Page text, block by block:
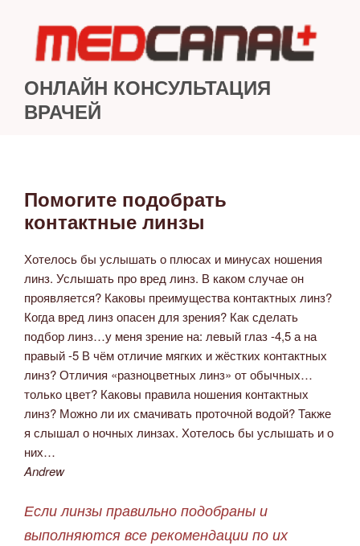
содержимому
ОНЛАЙН КОНСУЛЬТАЦИЯ
ВРАЧЕЙ
ОПУБЛИКОВАНО
Помогите подобрать
контактные линзы
Хотелось бы услышать о плюсах и минусах ношения
линз. Услышать про вред линз. В каком случае он
проявляется? Каковы преимущества контактных линз?
Когда вред линз опасен для зрения? Как сделать
подбор линз…у меня зрение на: левый глаз -4,5 а на
правый -5 В чём отличие мягких и жёстких контактных
линз? Отличия «разноцветных линз» от обычных…
только цвет? Каковы правила ношения контактных
линз? Можно ли их смачивать проточной водой? Также
я слышал о ночных линзах. Хотелось бы услышать и о
них…
Andrew
Если линзы правильно подобраны и
выполняются все рекомендации по их